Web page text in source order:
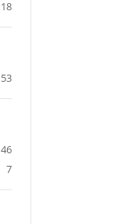
18
53
46
7